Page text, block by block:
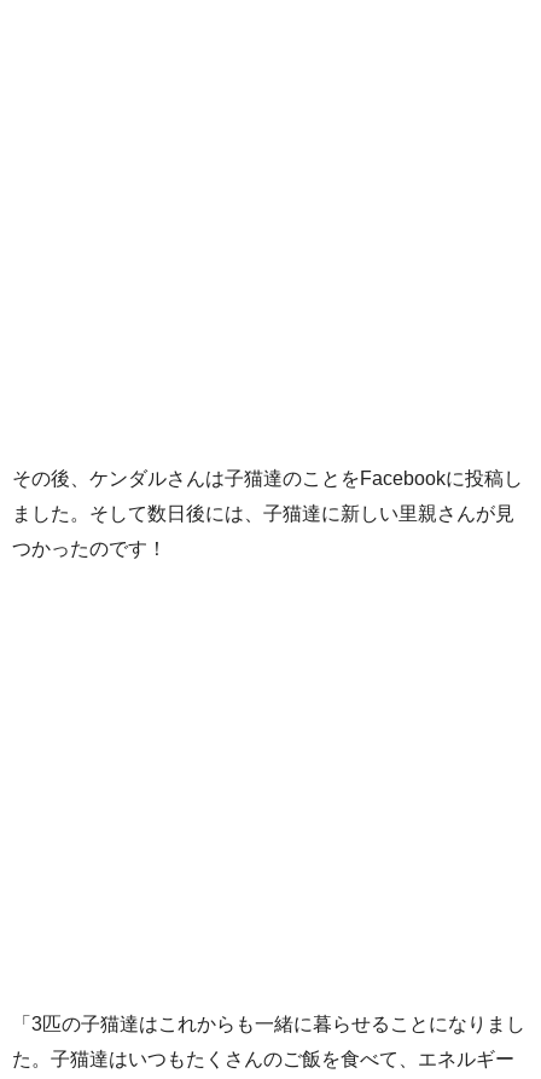
その後、ケンダルさんは子猫達のことをFacebookに投稿し
ました。そして数日後には、子猫達に新しい里親さんが見
つかったのです！
「3匹の子猫達はこれからも一緒に暮らせることになりまし
た。子猫達はいつもたくさんのご飯を食べて、エネルギー